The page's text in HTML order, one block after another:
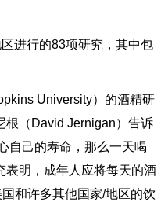
进行的83项研究，其中包
University）的酒精研
根（David Jernigan）告诉
自己的寿命，那么一天喝
表明，成年人应将每天的酒
和许多其他国家/地区的饮